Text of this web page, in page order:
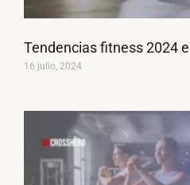
Tendencias fitness 2024
16 julio, 2024